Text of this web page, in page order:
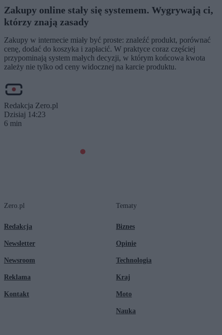
Zakupy online stały się systemem. Wygrywają ci,
którzy znają zasady
Zakupy w internecie miały być proste: znaleźć produkt, porównać
cenę, dodać do koszyka i zapłacić. W praktyce coraz częściej
przypominają system małych decyzji, w którym końcowa kwota
zależy nie tylko od ceny widocznej na karcie produktu.
Redakcja Zero.pl
Dzisiaj 14:23
6 min
Zero.pl
Redakcja
Newsletter
Newsroom
Reklama
Kontakt
Tematy
Biznes
Opinie
Technologia
Kraj
Moto
Nauka